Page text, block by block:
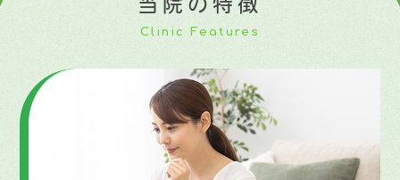
当院の特徴
Clinic Features